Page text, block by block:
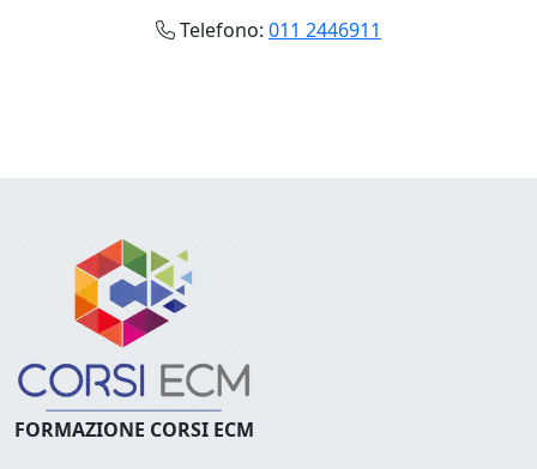
Telefono: 011 2446911
FORMAZIONE CORSI ECM